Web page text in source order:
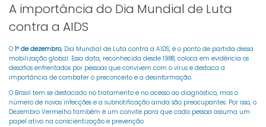
A importância do Dia Mundial de Luta
contra a AIDS
O 1º de dezembro, Dia Mundial de Luta contra a AIDS, é o ponto de partida dessa
mobilização global. Essa data, reconhecida desde 1988, coloca em evidência os
desafios enfrentados por pessoas que convivem com o vírus e destaca a
importância de combater o preconceito e a desinformação.
O Brasil tem se destacado no tratamento e no acesso ao diagnóstico, mas o
número de novas infecções e a subnotificação ainda são preocupantes. Por isso, o
Dezembro Vermelho também é um convite para que cada pessoa assuma um
papel ativo na conscientização e prevenção.